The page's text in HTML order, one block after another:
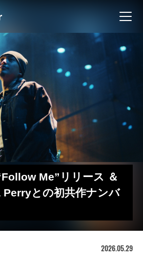
Me”リリース ＆
との初共作ナンバ
2026.05.29